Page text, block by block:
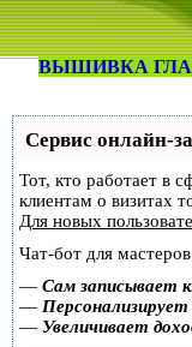
ВЫШИВКА
Сервис онлайн-
Тот, кто работает в
клиентам о визитах
Для новых
Чат-бот для
— Сам записывает
—
— Увеличивает